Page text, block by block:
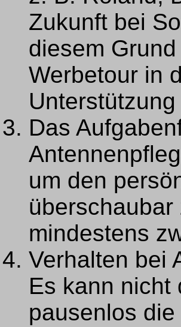
Zukunft bei
diesem
Werbetour in
Das
um den
mindestens
Verhalten bei
Es kann nicht
pausenlos